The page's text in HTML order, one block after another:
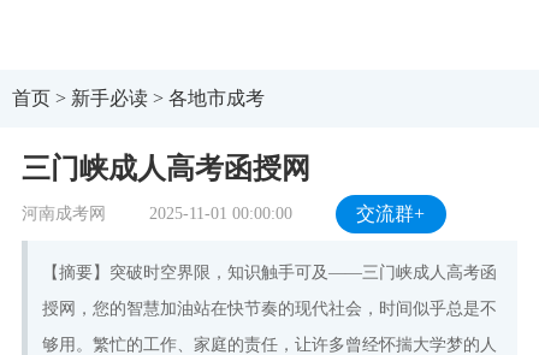
首页> 新手必读> 各地市成考
三门峡成人高考函授网
河南成考网 2025-11-01 00:00:00 交流群+
【摘要】突破时空界限，知识触手可及——三门峡成人高考函
授网，您的智慧加油站在快节奏的现代社会，时间似乎总是不
够用。繁忙的工作、家庭的责任，让许多曾经怀揣大学梦的人